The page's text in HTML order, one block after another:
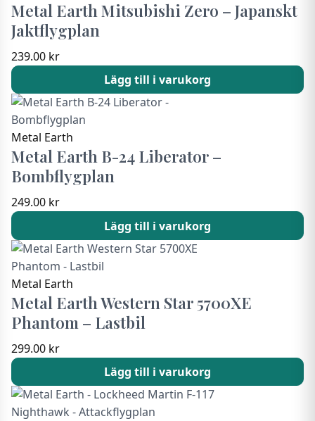
Metal Earth Mitsubishi Zero – Japanskt
Jaktflygplan
239.00 kr
Lägg till i varukorg
Metal Earth
Metal Earth B-24 Liberator –
Bombflygplan
249.00 kr
Lägg till i varukorg
Metal Earth
Metal Earth Western Star 5700XE
Phantom – Lastbil
299.00 kr
Lägg till i varukorg